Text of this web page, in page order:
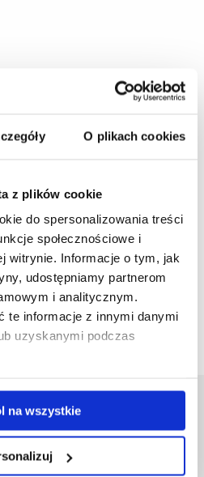
O plikach cookies
z plików cookie
do spersonalizowania treści
społecznościowe i
witrynie. Informacje o tym, jak
udostępniamy partnerom
i analitycznym.
te informacje z innymi danymi
uzyskanymi podczas
na wszystkie
laboratoryjnej
matematyki
16C